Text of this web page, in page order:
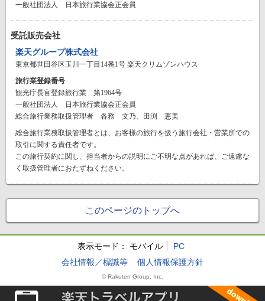
一般社団法人 日本旅行業協会正会員
受託販売会社
楽天グループ株式会社
東京都世田谷区玉川一丁目14番1号 楽天クリムゾンハウス
旅行業登録番号
観光庁長官登録旅行業 第1964号
一般社団法人 日本旅行業協会正会員
総合旅行業務取扱管理者 各務 文乃、田渕 恵美
総合旅行業務取扱管理者とは、お客様の旅行を扱う旅行会社・営業所での
取引に関する責任者です。
この旅行契約に関し、担当者からの説明にご不明な点があれば、ご遠慮な
く取扱管理者におたずねください。
このページのトップへ
表示モード： モバイル
PC
会社情報／標識等
個人情報保護方針
© Rakuten Group, Inc.